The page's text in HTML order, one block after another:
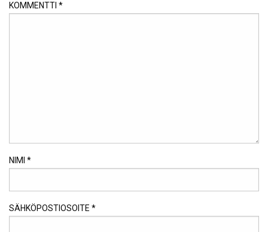
KOMMENTTI *
NIMI *
SÄHKÖPOSTIOSOITE *